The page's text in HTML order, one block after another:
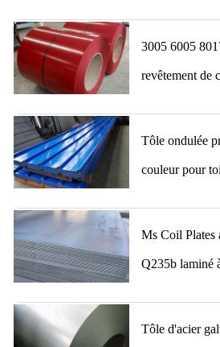
3005 6005
revêtement de
Tôle ondulée
couleur pour
Ms Coil Plates
Q235b laminé
Tôle d'acier